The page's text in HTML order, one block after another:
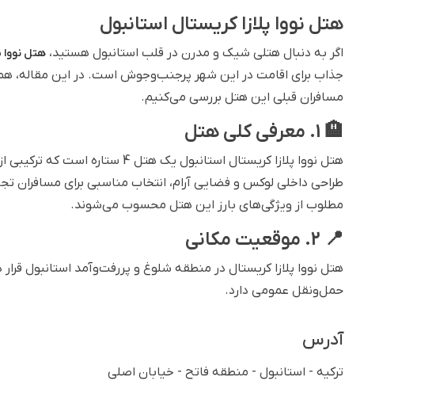
هتل نووا پلازا کریستال استانبول
اگر به دنبال هتلی شیک و مدرن در قلب استانبول هستید، هتل نووا
جذاب برای اقامت در این شهر پرجنب‌وجوش است. در این مقاله،
مسافران قبلی این هتل بررسی می‌کنیم.
🏨 1. معرفی کلی هتل
هتل نووا پلازا کریستال
طراحی داخلی لوکس و فضایی آرام، انتخاب مناسبی برای
مطلوب از ویژگی‌های بارز این هتل محسوب می‌شوند.
📍 2. موقعیت مکانی
هتل نووا پلازا کریستال در منطقه شلوغ و پررفت‌وآمد استانبول
حمل‌ونقل عمومی دارد.
آدرس
ترکیه - استانبول - منطقه فاتح - خیابان اصلی